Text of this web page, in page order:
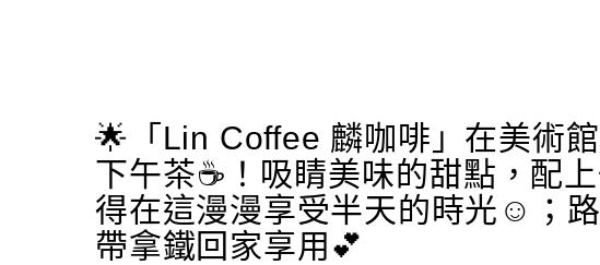
🌟「Lin Coffee 麟咖啡」在美術
下午茶☕️！吸睛美味的甜點，配
得在這漫漫享受半天的時光☺️；
帶拿鐵回家享用💕